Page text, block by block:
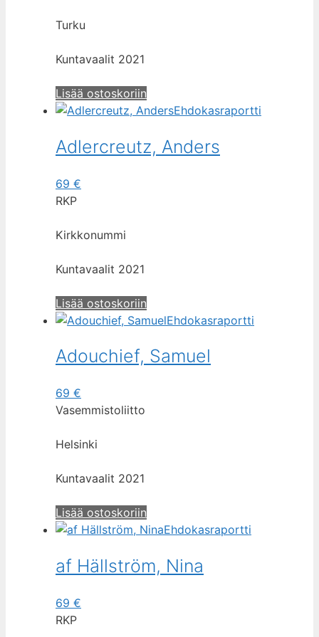
Turku
Kuntavaalit 2021
Lisää ostoskoriin
Ehdokasraportti
Adlercreutz, Anders
69 €
RKP
Kirkkonummi
Kuntavaalit 2021
Lisää ostoskoriin
Ehdokasraportti
Adouchief, Samuel
69 €
Vasemmistoliitto
Helsinki
Kuntavaalit 2021
Lisää ostoskoriin
Ehdokasraportti
af Hällström, Nina
69 €
RKP